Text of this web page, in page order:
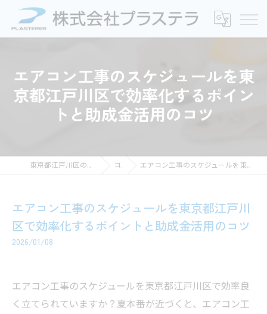
エアコン工事のスケジュールを東
京都江戸川区で効率化するポイン
トと助成金活用のコツ
東京都江戸川区の電気工事なら株式会社プラステラ コラム エアコン工事のスケジュールを東京都江戸川区で効率化するポイントと助成金活用のコツ
エアコン工事のスケジュールを東京都江戸川
区で効率化するポイントと助成金活用のコツ
2026/01/08
エアコン工事のスケジュールを東京都江戸川区で効率良
く立てられていますか？夏本番が近づくと、エアコン工